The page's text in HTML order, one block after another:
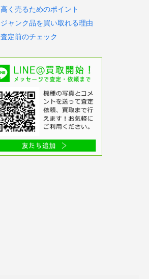
高く売るためのポイント
ジャンク品を買い取れる理由
査定前のチェック